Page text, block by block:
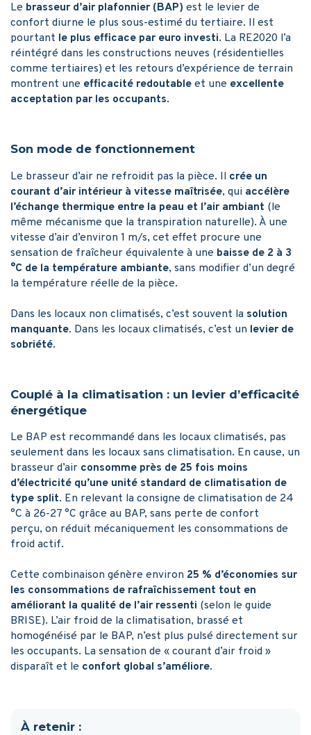
Le brasseur d’air plafonnier (BAP) est le levier de
confort diurne le plus sous-estimé du tertiaire. Il est
pourtant le plus efficace par euro investi. La RE2020 l’a
réintégré dans les constructions neuves (résidentielles
comme tertiaires) et les retours d’expérience de terrain
montrent une efficacité redoutable et une excellente
acceptation par les occupants.
Son mode de fonctionnement
Le brasseur d’air ne refroidit pas la pièce. Il crée un
courant d’air intérieur à vitesse maîtrisée, qui accélère
l’échange thermique entre la peau et l’air ambiant (le
même mécanisme que la transpiration naturelle). À une
vitesse d’air d’environ 1 m/s, cet effet procure une
sensation de fraîcheur équivalente à une baisse de 2 à 3
°C de la température ambiante, sans modifier d’un degré
la température réelle de la pièce.
Dans les locaux non climatisés, c’est souvent la solution
manquante. Dans les locaux climatisés, c’est un levier de
sobriété.
Couplé à la climatisation : un levier d’efficacité
énergétique
Le BAP est recommandé dans les locaux climatisés, pas
seulement dans les locaux sans climatisation. En cause, un
brasseur d’air consomme près de 25 fois moins
d’électricité qu’une unité standard de climatisation de
type split. En relevant la consigne de climatisation de 24
°C à 26-27 °C grâce au BAP, sans perte de confort
perçu, on réduit mécaniquement les consommations de
froid actif.
Cette combinaison génère environ 25 % d’économies sur
les consommations de rafraîchissement tout en
améliorant la qualité de l’air ressenti (selon le guide
BRISE). L’air froid de la climatisation, brassé et
homogénéisé par le BAP, n’est plus pulsé directement sur
les occupants. La sensation de « courant d’air froid »
disparaît et le confort global s’améliore.
À retenir :